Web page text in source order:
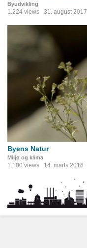
Byudvikling
1.224 views 31. august 2017
Byens Natur
Miljø og klima
1.100 views 14. marts 2016